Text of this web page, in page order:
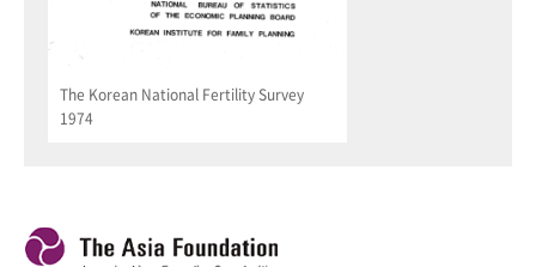
The Korean National Fertility Survey
1974